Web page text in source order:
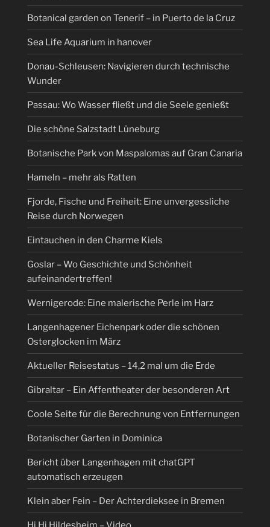
Botanical garden on Tenerif – in Puerto de la Cruz
Sea Life Aquarium in hanover
Donau-Schleusen: Navigieren durch technische
Wunder
Passau: Wo Wasser fließt und die Seele genießt
Die schöne Salzstadt Lüneburg
Botanische Park von Maspalomas auf Gran Canaria
Hameln – mehr als Ratten
Fjorde, Fische und Freiheit: Eine unvergessliche
Reise durch Norwegen
Eintauchen in den Charme Kiels
Goslar – Wo Geschichte und Schönheit
aufeinandertreffen!
Wernigerode: Eine malerische Perle im Harz
Langenhagener Eichenpark oder die schönen
Osterglocken im März
Aktueller Reisestatus – 14,2 mal um die Erde
Gibraltar – Ein Affentheater der besonderen Art
Coole Seite für die Berechnung von Entfernungen
Botanischer Garten in Dominica
Bericht über Langenhagen mit chatGPT
automatisch erzeugen
Klein aber Fein – Der Achterdieksee in Bremen